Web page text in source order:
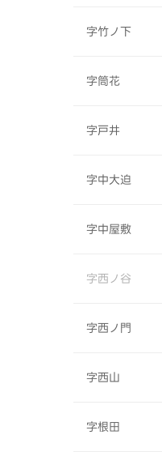
字竹ノ下
字筒花
字戸井
字中大迫
字中屋敷
字西ノ谷
字西ノ門
字西山
字根田